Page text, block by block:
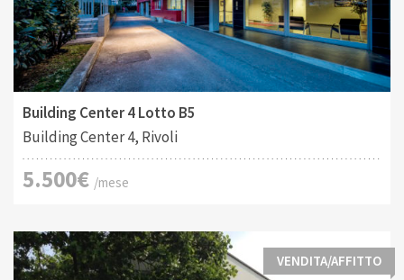
Tipo di contratto:
Affitto
Costruito:
556 M2
Building Center 4 Lotto B5
Building Center 4, Rivoli
5.500€ /mese
VENDITA/AFFITTO